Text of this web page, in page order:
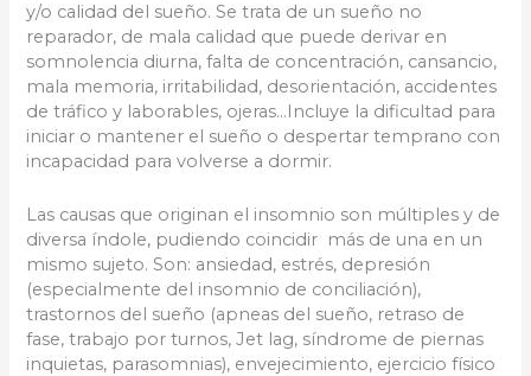
y/o calidad del sueño. Se trata de un sueño no
reparador, de mala calidad que puede derivar en
somnolencia diurna, falta de concentración, cansancio,
mala memoria, irritabilidad, desorientación, accidentes
de tráfico y laborables, ojeras…Incluye la dificultad para
iniciar o mantener el sueño o despertar temprano con
incapacidad para volverse a dormir.
Las causas que originan el insomnio son múltiples y de
diversa índole, pudiendo coincidir más de una en un
mismo sujeto. Son: ansiedad, estrés, depresión
(especialmente del insomnio de conciliación),
trastornos del sueño (apneas del sueño, retraso de
fase, trabajo por turnos, Jet lag, síndrome de piernas
inquietas, parasomnias), envejecimiento, ejercicio físico